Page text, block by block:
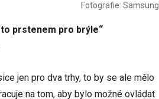
Fotografie: Samsung
prstenem pro brýle“
jen pro dva trhy, to by se ale mělo
na tom, aby bylo možné ovládat